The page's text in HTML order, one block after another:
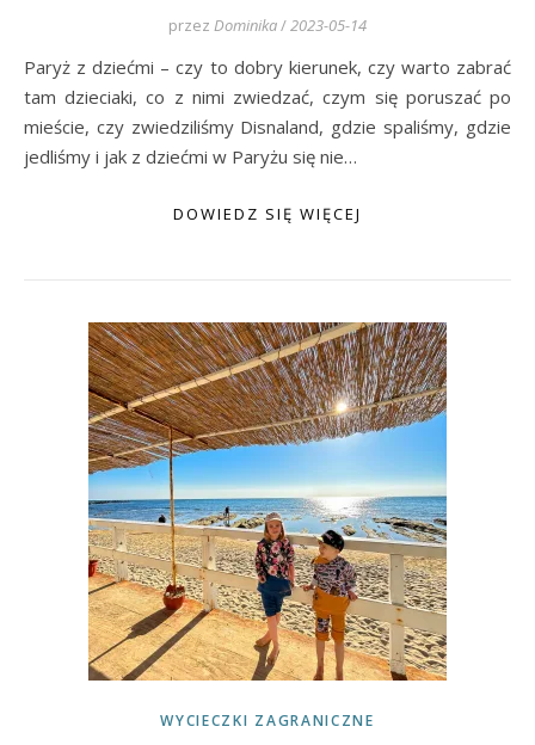
przez Dominika/2023-05-14
Paryż z dziećmi – czy to dobry kierunek, czy warto zabrać
tam dzieciaki, co z nimi zwiedzać, czym się poruszać po
mieście, czy zwiedziliśmy Disnaland, gdzie spaliśmy, gdzie
jedliśmy i jak z dziećmi w Paryżu się nie…
DOWIEDZ SIĘ WIĘCEJ
WYCIECZKI ZAGRANICZNE